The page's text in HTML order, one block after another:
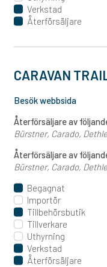
Verkstad
Återförsäljare
CARAVAN
Besök webbsida
Återförsäljare av
Bürstner Carado
Återförsäljare av
Bürstner Carado
Begagnat
Importör
Tillbehörsbutik
Tillverkare
Uthyrning
Verkstad
Återförsäljare